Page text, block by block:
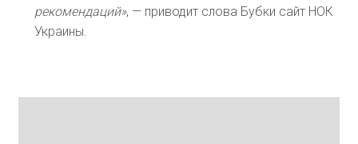
рекомендаций», — приводит слова Бубки сайт НОК
Украины.